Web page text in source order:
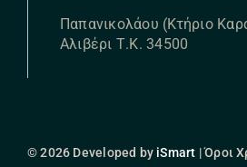
Παπανικολάου (Κτήριο
Αλιβέρι Τ.Κ. 34500
© 2026 Developed by iSmart | Όροι